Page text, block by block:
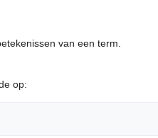
van een term.
op: